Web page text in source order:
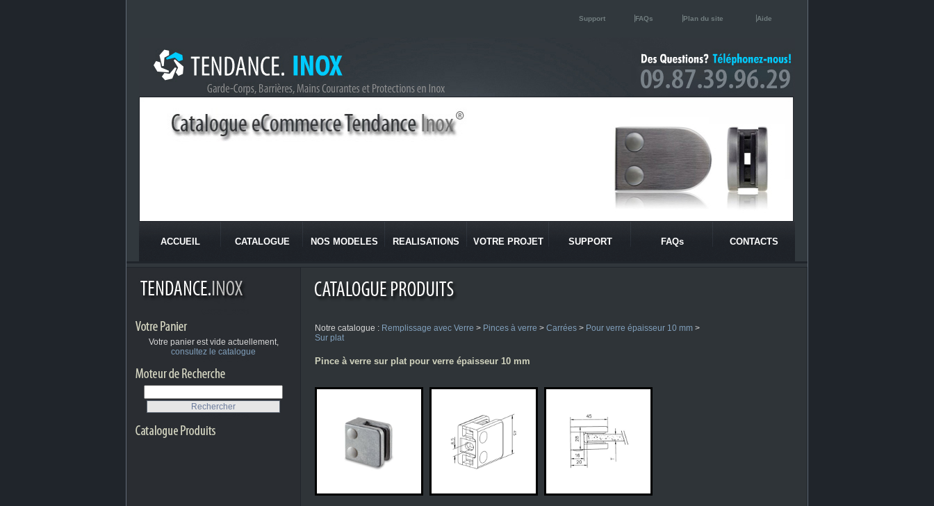
Support FAQs Plan du site Aide
ACCUEIL CATALOGUE NOS MODELES REALISATIONS VOTRE PROJET SUPPORT FAQs CONTACTS
Votre panier est vide actuellement,
consultez le catalogue
Notre catalogue : Remplissage avec Verre > Pinces à verre > Carrées > Pour verre épaisseur 10 mm >
Sur plat
Pince à verre sur plat pour verre épaisseur 10 mm